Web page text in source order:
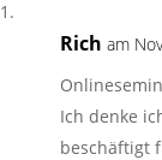
Rich am
Ich denke
beschäftigt